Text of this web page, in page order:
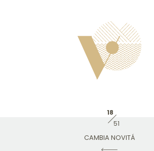
18
51
CAMBIA NOVITÁ